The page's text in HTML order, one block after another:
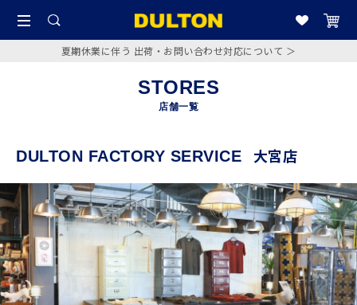
夏期休業に伴う 出荷・お問い合わせ対応について ＞
STORES
店舗一覧
DULTON FACTORY SERVICE 大宮店